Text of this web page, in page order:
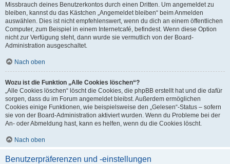
Missbrauch deines Benutzerkontos durch einen Dritten. Um angemeldet zu
bleiben, kannst du das Kästchen „Angemeldet bleiben“ beim Anmelden
auswählen. Dies ist nicht empfehlenswert, wenn du dich an einem öffentlichen
Computer, zum Beispiel in einem Internetcafé, befindest. Wenn diese Option
nicht zur Verfügung steht, dann wurde sie vermutlich von der Board-
Administration ausgeschaltet.
Nach oben
Wozu ist die Funktion „Alle Cookies löschen“?
„Alle Cookies löschen“ löscht die Cookies, die phpBB erstellt hat und die dafür
sorgen, dass du im Forum angemeldet bleibst. Außerdem ermöglichen
Cookies einige Funktionen, wie beispielsweise den „Gelesen“-Status – sofern
sie von der Board-Administration aktiviert wurden. Wenn du Probleme bei der
An- oder Abmeldung hast, kann es helfen, wenn du die Cookies löscht.
Nach oben
Benutzerpräferenzen und -einstellungen